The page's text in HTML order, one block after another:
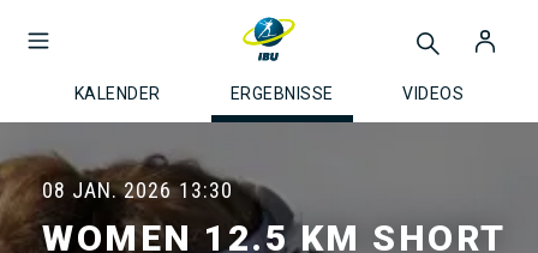
KALENDER ERGEBNISSE VIDEOS
08 JAN. 2026 13:30
WOMEN 12.5 KM SHORT